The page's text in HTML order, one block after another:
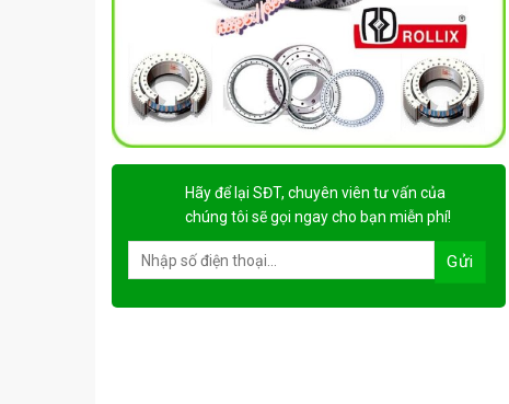
Hãy để lại SĐT, chuyên viên tư vấn của
chúng tôi sẽ gọi ngay cho bạn miễn phí!